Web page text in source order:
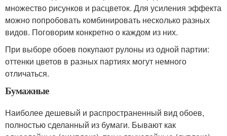
множество рисунков и расцветок. Для усиления эффекта
можно попробовать комбинировать несколько разных
видов. Поговорим конкретно о каждом из них.
При выборе обоев покупают рулоны из одной партии:
оттенки цветов в разных партиях могут немного
отличаться.
Бумажные
Наиболее дешевый и распространенный вид обоев,
полностью сделанный из бумаги. Бывают как